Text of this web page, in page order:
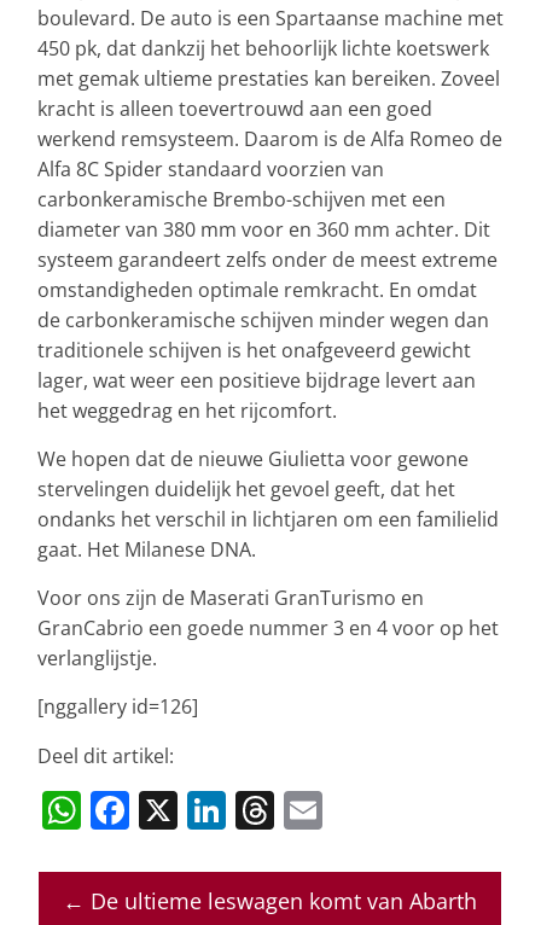
boulevard. De auto is een Spartaanse machine met
450 pk, dat dankzij het behoorlijk lichte koetswerk
met gemak ultieme prestaties kan bereiken. Zoveel
kracht is alleen toevertrouwd aan een goed
werkend remsysteem. Daarom is de Alfa Romeo de
Alfa 8C Spider standaard voorzien van
carbonkeramische Brembo-schijven met een
diameter van 380 mm voor en 360 mm achter. Dit
systeem garandeert zelfs onder de meest extreme
omstandigheden optimale remkracht. En omdat
de carbonkeramische schijven minder wegen dan
traditionele schijven is het onafgeveerd gewicht
lager, wat weer een positieve bijdrage levert aan
het weggedrag en het rijcomfort.
We hopen dat de nieuwe Giulietta voor gewone
stervelingen duidelijk het gevoel geeft, dat het
ondanks het verschil in lichtjaren om een familielid
gaat. Het Milanese DNA.
Voor ons zijn de Maserati GranTurismo en
GranCabrio een goede nummer 3 en 4 voor op het
verlanglijstje.
[nggallery id=126]
Deel dit artikel:
W
at
F
c
X Li
k
T
re ai
← De ultieme leswagen komt van Abarth